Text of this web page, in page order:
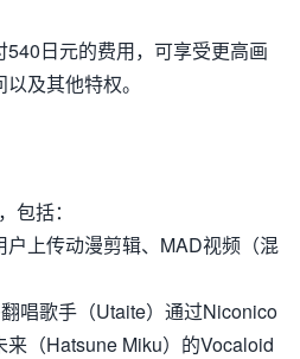
540日元的费用，可享受更高画
及其他特权。
包括：
户上传动漫剪辑、MAD视频（混
唱歌手（Utaite）通过Niconico
来（Hatsune Miku）的Vocaloid